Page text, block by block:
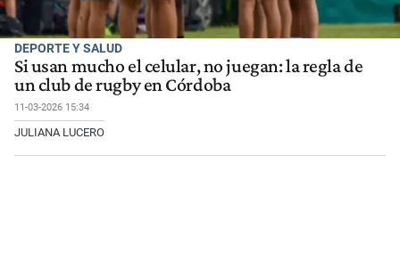
DEPORTE Y SALUD
Si usan mucho el celular, no juegan: la regla de
un club de rugby en Córdoba
11-03-2026 15:34
JULIANA LUCERO